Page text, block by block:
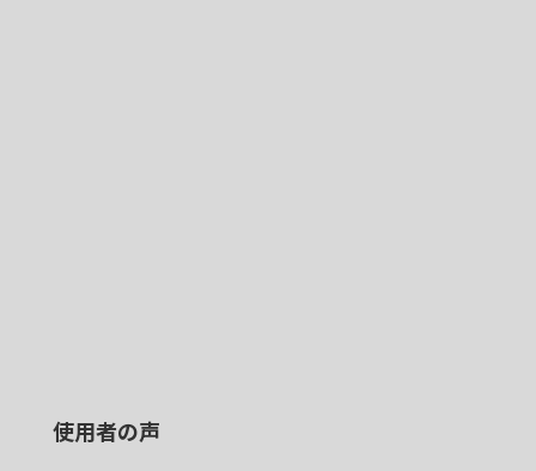
使用者の声